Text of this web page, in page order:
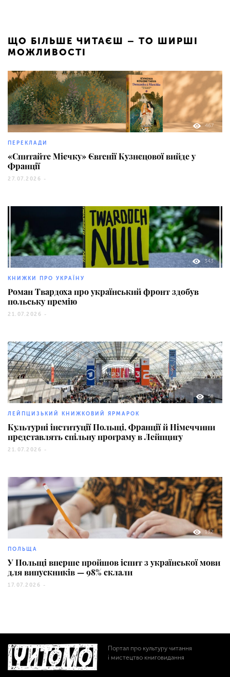
ЩО БІЛЬШЕ ЧИТАЄШ – ТО ШИРШІ
МОЖЛИВОСТІ
467
ПЕРЕКЛАДИ
«Спитайте Мієчку» Євгенії Кузнєцової вийде у
Франції
27.07.2026 -
343
КНИЖКИ ПРО УКРАЇНУ
Роман Твардоха про український фронт здобув
польську премію
21.07.2026 -
58
ЛЕЙПЦИЗЬКИЙ КНИЖКОВИЙ ЯРМАРОК
Культурні інституції Польщі, Франції й Німеччини
представлять спільну програму в Лейпцигу
21.07.2026 -
132
ПОЛЬЩА
У Польщі вперше пройшов іспит з української мови
для випускників — 98% склали
17.07.2026 -
Портал про культуру читання
і мистецтво книговидання